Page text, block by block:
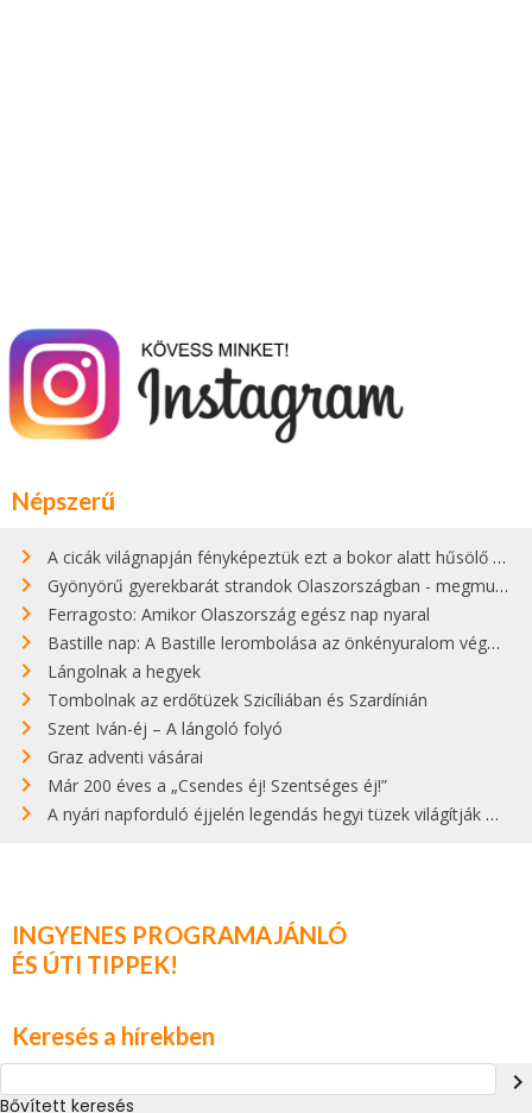
Népszerű
A cicák világnapján fényképeztük ezt a bokor alatt hűsölő cicát Kisorosziban
Gyönyörű gyerekbarát strandok Olaszországban - megmutatjuk a 15 legjobbat
Ferragosto: Amikor Olaszország egész nap nyaral
Bastille nap: A Bastille lerombolása az önkényuralom végét jelentette
Lángolnak a hegyek
Tombolnak az erdőtüzek Szicíliában és Szardínián
Szent Iván-éj – A lángoló folyó
Graz adventi vásárai
Már 200 éves a „Csendes éj! Szentséges éj!”
A nyári napforduló éjjelén legendás hegyi tüzek világítják meg Zugspitzét
INGYENES PROGRAMAJÁNLÓ
ÉS ÚTI TIPPEK!
Keresés a hírekben
navigate_next
Bővített keresés